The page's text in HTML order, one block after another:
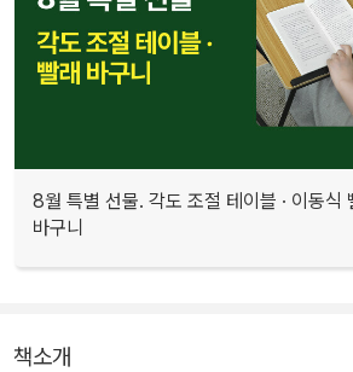
8월 특별 선물. 각도 조절 테이블 · 이동식
바구니
책소개